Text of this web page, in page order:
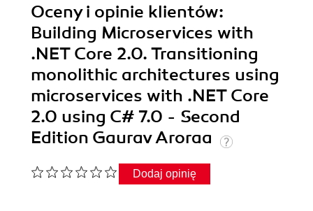
Oceny i opinie klientów:
Building Microservices with
.NET Core 2.0. Transitioning
monolithic architectures using
microservices with .NET Core
2.0 using C# 7.0 - Second
Edition Gaurav Aroraa
Dodaj opinię